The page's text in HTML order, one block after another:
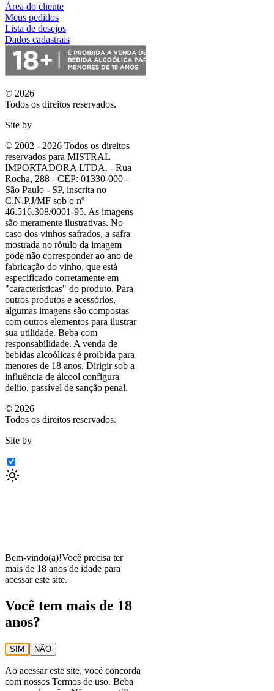
Área do cliente
Meus pedidos
Lista de desejos
Dados cadastrais
© 2026
Todos os direitos reservados.
Site by
© 2002 - 2026 Todos os direitos
reservados para MISTRAL
IMPORTADORA LTDA. - Rua
Rocha, 288 - CEP: 01330-000 -
São Paulo - SP, inscrita no
C.N.P.J/MF sob o nº
46.516.308/0001-95. As imagens
são meramente ilustrativas. No
caso dos vinhos safrados, a safra
mostrada no rótulo da imagem
pode não corresponder ao ano de
fabricação do vinho, que está
especificado corretamente em
"características" do produto. Para
outros produtos e acessórios,
algumas imagens são compostas
com outros elementos para ilustrar
sua utilidade. Beba com
responsabilidade. A venda de
bebidas alcoólicas é proibida para
menores de 18 anos. Dirigir sob a
influência de álcool configura
delito, passível de sanção penal.
© 2026
Todos os direitos reservados.
Site by
Bem-vindo(a)!Você precisa ter
mais de 18 anos de idade para
acessar este site.
Você tem mais de 18
anos?
SIM NÃO
Ao acessar este site, você concorda
com nossos Termos de uso. Beba